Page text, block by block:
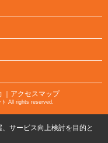
｜アクセスマップ
All rights reserved.
サービス向上検討を目的と